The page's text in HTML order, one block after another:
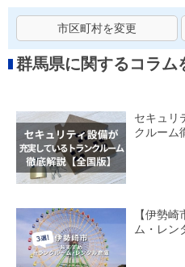
市区町村を変更
群馬県に関するコラム
セキュリ
クルーム
【伊勢
ム・レン